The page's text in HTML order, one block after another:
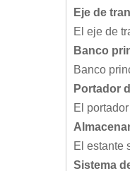
Eje de
El eje de
Banco
Banco
Portador
El
El estante
Sistema